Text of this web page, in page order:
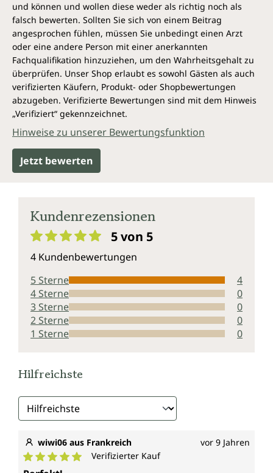
und können und wollen diese weder als richtig noch als
falsch bewerten. Sollten Sie sich von einem Beitrag
angesprochen fühlen, müssen Sie unbedingt einen Arzt
oder eine andere Person mit einer anerkannten
Fachqualifikation hinzuziehen, um den Wahrheitsgehalt zu
überprüfen. Unser Shop erlaubt es sowohl Gästen als auch
verifizierten Käufern, Produkt- oder Shopbewertungen
abzugeben. Verifizierte Bewertungen sind mit dem Hinweis
„Verifiziert“ gekennzeichnet.
Hinweise zu unserer Bewertungsfunktion
Jetzt bewerten
Kundenrezensionen
5 von 5
4 Kundenbewertungen
5 Sterne
4
4 Sterne
0
3 Sterne
0
2 Sterne
0
1 Sterne
0
Hilfreichste
wiwi06 aus Frankreich vor 9 Jahren
Durchschnittliche Bewertung von 5 von 5 Sternen
Verifizierter Kauf